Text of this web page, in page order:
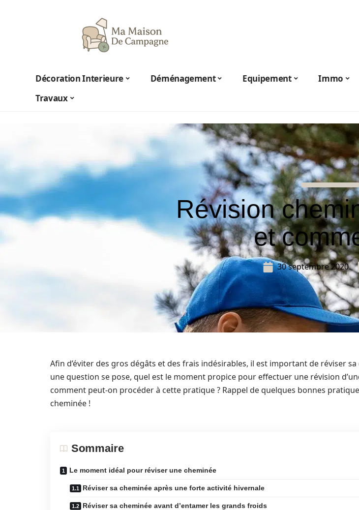
Décoration Interieure Déménagement Equipement Immo
Travaux
Révision
et
30 septembre 2020
Afin d’éviter des gros dégâts et des frais indésirables, il est important de réviser sa
une question se pose, quel est le moment propice pour effectuer une révision
comment peut-on procéder à cette pratique ? Rappel de quelques bonnes
cheminée !
Sommaire
Le moment idéal pour réviser une cheminée
Réviser sa cheminée après une forte activité hivernale
Réviser sa cheminée avant d’entamer les grands froids